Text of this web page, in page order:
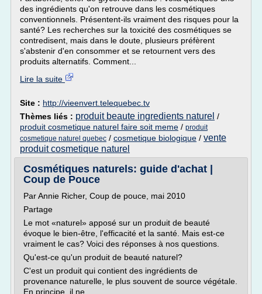
des ingrédients qu'on retrouve dans les cosmétiques
conventionnels. Présentent-ils vraiment des risques pour la
santé? Les recherches sur la toxicité des cosmétiques se
contredisent, mais dans le doute, plusieurs préfèrent
s'abstenir d'en consommer et se retournent vers des
produits alternatifs. Comment...
Lire la suite
Site : http://vieenvert.telequebec.tv
Thèmes liés : produit beaute ingredients naturel /
produit cosmetique naturel faire soit meme / produit
cosmetique naturel quebec / cosmetique biologique / vente
produit cosmetique naturel
Cosmétiques naturels: guide d'achat |
Coup de Pouce
Par Annie Richer, Coup de pouce, mai 2010
Partage
Le mot «naturel» apposé sur un produit de beauté
évoque le bien-être, l'efficacité et la santé. Mais est-ce
vraiment le cas? Voici des réponses à nos questions.
Qu'est-ce qu'un produit de beauté naturel?
C'est un produit qui contient des ingrédients de
provenance naturelle, le plus souvent de source végétale.
En principe, il ne...